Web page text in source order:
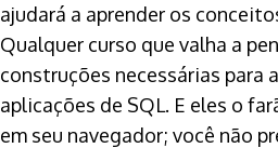
ajudará a aprender os
Qualquer curso que valha a
construções necessárias para
aplicações de SQL. E eles o
em seu navegador; você não